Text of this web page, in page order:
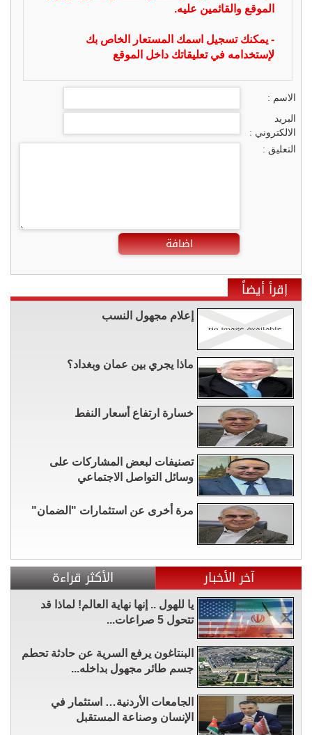
الموقع والقائمين عليه.
- يمكنك تسجيل اسمك المستعار الخاص بك
لإستخدامه في تعليقاتك داخل الموقع
الاسم :
البريد
الالكتروني :
التعليق :
اضافة
إقرأ أيضاً
إعلام مجهول النسب
ماذا يجري بين عمان وبغداد؟
خسارة ارتفاع أسعار النفط
تصنيفات لبعض المشاركات على
وسائل التواصل الاجتماعي
مرة أخرى عن استثمارات "الضمان"
آخر الأخبار الأكثر قراءة
يا للهول .. إنها نهاية العالم! لماذا قد
تتحول 5 صراعات...
البنتاغون يرفع السرية عن حادثة تحطم
جسم طائر مجهول بداخله...
الجامعات الأردنية… استثمار في
الإنسان وصناعة المستقبل